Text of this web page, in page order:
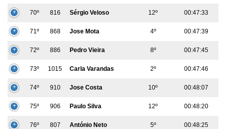
70º 816 Sérgio Veloso 12º 00:47:33
71º 868 Jose Mota 4º 00:47:39
72º 886 Pedro Vieira 8º 00:47:45
73º 1015 Carla Varandas 2º 00:47:46
74º 910 Jose Costa 10º 00:48:07
75º 906 Paulo Silva 12º 00:48:20
76º 807 António Neto 5º 00:48:25